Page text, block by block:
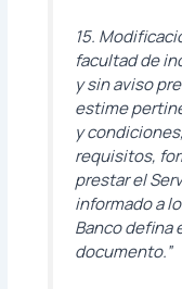
15.
facultad de
y sin aviso
estime
y
requisitos,
prestar el
informado a
Banco defina
documento.”